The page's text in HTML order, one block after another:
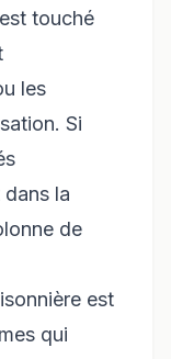
touché
les
Si
la
de
est
qui